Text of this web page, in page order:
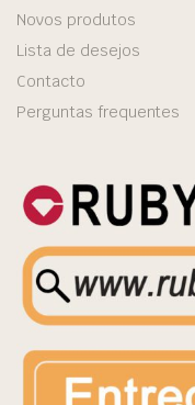
Novos produtos
Lista de desejos
Contacto
Perguntas frequentes